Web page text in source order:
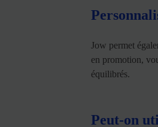
Jow permet
en promotion,
équilibrés.
Peut-on